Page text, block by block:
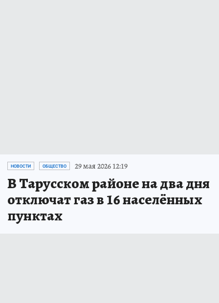
НОВОСТИ ОБЩЕСТВО 29 мая 2026 12:19
В Тарусском районе на два дня
отключат газ в 16 населённых
пунктах